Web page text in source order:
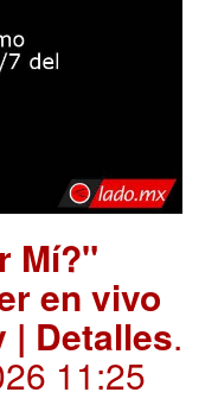
Mí?"
en vivo
| Detalles.
11:25